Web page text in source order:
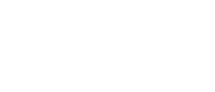
"BARBORE", 31,8 mm, 90 mm
"SP-C255", 31,6 mm, 300 mm,